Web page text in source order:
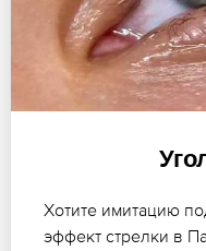
Хотите имитацию
эффект стрелки в